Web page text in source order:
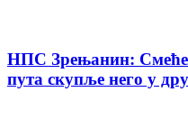
НПС Зрењанин: Смеће
пута скупље него у